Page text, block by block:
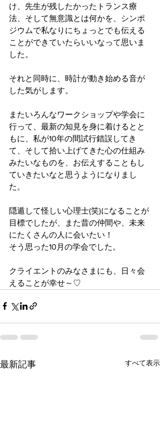
け、先生が残したかったトランス療
法、そして無意識とは何かを、シンポ
ジウムで私なりにちょっとでも伝える
ことができていたらいいなって思いま
した。
それと同時に、時計が動き始める音が
した気がします。
またいろんなワークショップや学会に
行って、最新の知見を身に着けるとと
もに、私が10年の間試行錯誤してき
て、そして拾い上げてきた心の仕組み
みたいなものを、お伝えすることもし
ていきたいなと思うようになりまし
た。
隠遁して怪しい心理士(笑)になることが
目標でしたが、また昔の仲間や、未来
にたくさんの人に会いたい！
そう思った10月の学会でした。
クライエントのみなさまにも、日々会
えることが幸せ～♡
最新記事 すべて表示